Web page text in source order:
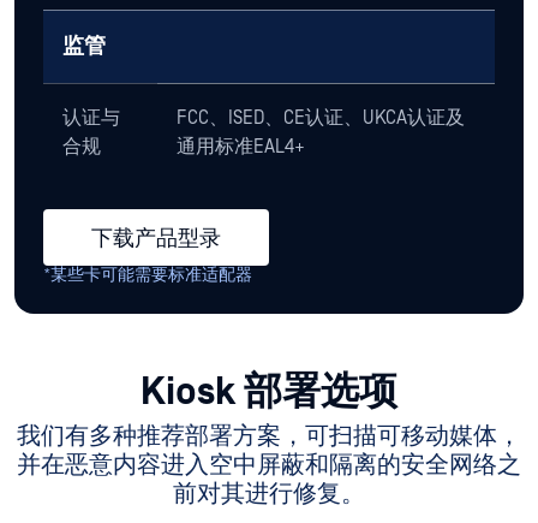
监管
认证与
合规
FCC、ISED、CE认证、UKCA认证及
通用标准EAL4+
下载产品型录
*某些卡可能需要标准适配器
Kiosk 部署选项
我们有多种推荐部署方案，可扫描可移动媒体，
并在恶意内容进入空中屏蔽和隔离的安全网络之
前对其进行修复。